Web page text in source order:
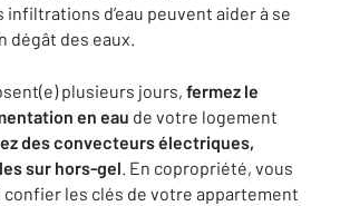
infiltrations d’eau peuvent aider à se
dégât des eaux.
plusieurs jours, fermez le
en eau de votre logement
des convecteurs électriques,
sur hors-gel. En copropriété, vous
confier les clés de votre appartement